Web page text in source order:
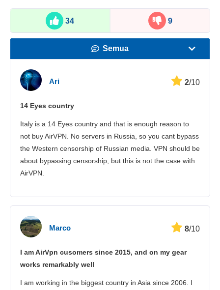
34 9
Semua
Layanan pelanggan
Ari 2/10
14 Eyes country
Italy is a 14 Eyes country and that is enough reason to
not buy AirVPN. No servers in Russia, so you cant bypass
the Western censorship of Russian media. VPN should be
about bypassing censorship, but this is not the case with
AirVPN.
Marco 8/10
I am AirVpn cusomers since 2015, and on my gear
works remarkably well
I am working in the biggest country in Asia since 2006. I